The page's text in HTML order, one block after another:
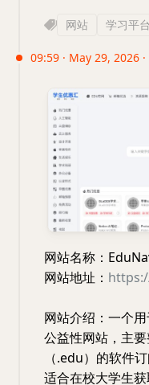
网站 学习平台
09:59 · May 29, 2026 ·
网站名称：
网站地址：
网站介绍：一个
公益性网站，主
（.edu）的软件
适合在校大学生获